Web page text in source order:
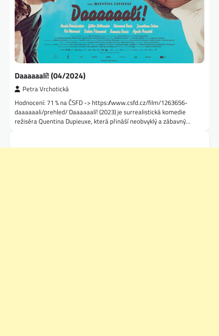
Daaaaaalí! (04/2024)
Petra Vrchotická
Hodnocení: 71 % na ČSFD -> https://www.csfd.cz/film/1263656-
daaaaaali/prehled/ Daaaaaalí! (2023) je surrealistická komedie
režiséra Quentina Dupieuxe, která přináší neobvyklý a zábavný…